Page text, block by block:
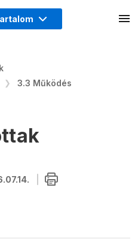
3.3 Működés